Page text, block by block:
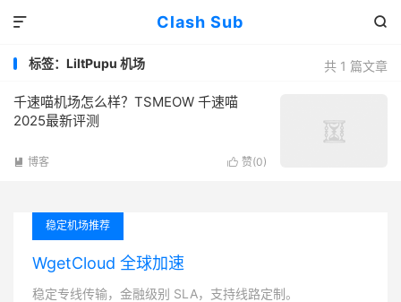
Clash Sub 

共 1 篇文章
标签：LiltPupu 机场
千速喵机场怎么样？TSMEOW 千速喵
2025最新评测
 赞(0)
 博客
稳定机场推荐
WgetCloud 全球加速
稳定专线传输，金融级别 SLA，支持线路定制。